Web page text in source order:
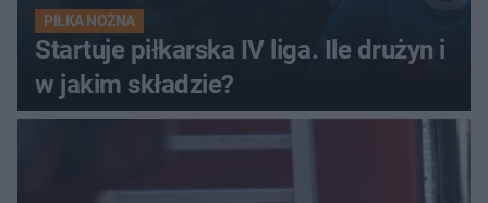
PIŁKA NOŻNA
Startuje piłkarska IV liga. Ile drużyn i
w jakim składzie?